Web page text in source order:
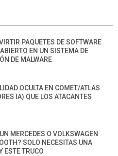
PAQUETES DE SOFTWARE
EN UN SISTEMA DE
DE MALWARE
OCULTA EN COMET/ATLAS
IA) QUE LOS ATACANTES
MERCEDES O VOLKSWAGEN
SOLO NECESITAS UNA
ESTE TRUCO